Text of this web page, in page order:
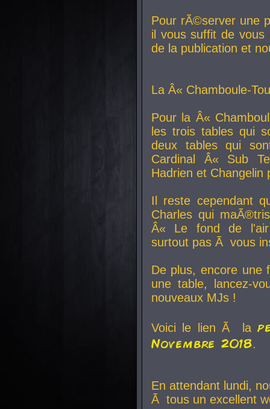
Pour rÃ©server une
il vous suffit de vous
de la publication et
La Â« Chamboule-
Pour la Â«
les trois tables qui
deux tables qui
Cardinal
Â« Sub
Hadrien et Changelin
Il reste cependant
Charles qui
Â« Le fond de
surtout pas Ã vous
De plus, encore une
une table, lancez-
nouveaux MJs !
Voici le lien Ã la
Novembre 2018.
En attendant lundi,
Ã tous un excellent